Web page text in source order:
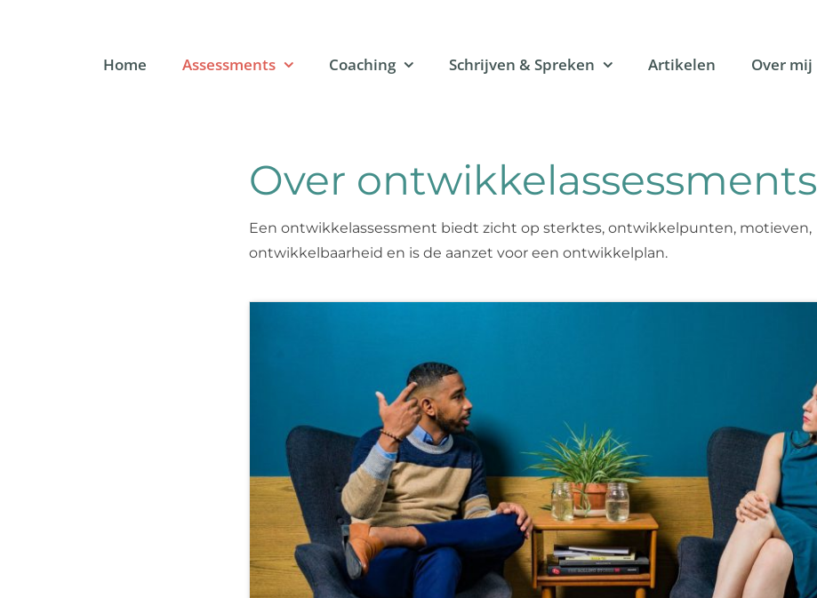
Home Assessments Coaching Schrijven & Spreken Artikelen Over mij
Over ontwikkelassessments
Een ontwikkelassessment biedt zicht op sterktes, ontwikkelpunten, motieven,
ontwikkelbaarheid en is de aanzet voor een ontwikkelplan.